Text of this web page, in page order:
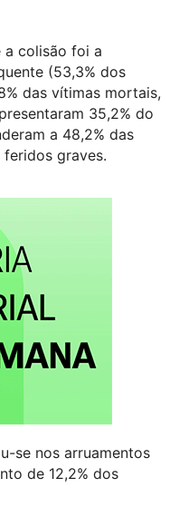
a colisão foi a
(53,3% dos
das vítimas mortais,
35,2% do
a 48,2% das
graves.
se nos arruamentos
de 12,2% dos